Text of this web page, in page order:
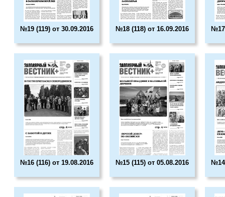
№19 (119) от 30.09.2016 №18 (118) от 16.09.2016 №17
№16 (116) от 19.08.2016 №15 (115) от 05.08.2016 №14